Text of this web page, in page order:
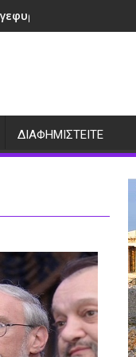
ΔΙΑΦΗΜΙΣΤΕΙΤΕ